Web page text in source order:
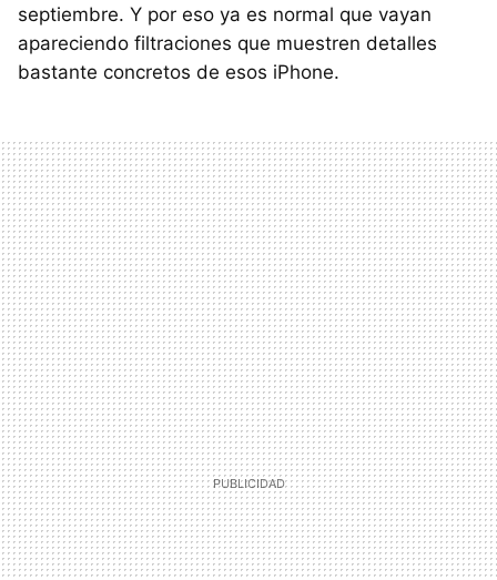
septiembre. Y por eso ya es normal que vayan
apareciendo filtraciones que muestren detalles
bastante concretos de esos iPhone.